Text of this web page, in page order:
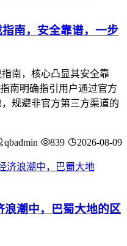
南，安全靠谱，一步
南，核心凸显其安全靠
南明确指引用户通过官方
规避非官方第三方渠道的
qbadmin 839 2026-08-09
浪潮中，巴蜀大地的区